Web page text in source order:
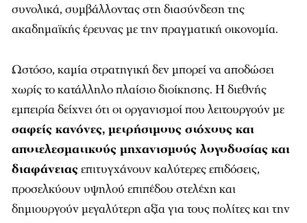
συνολικά, συμβάλλοντας στη διασύνδεση της
ακαδημαϊκής έρευνας με την πραγματική οικονομία.
Ωστόσο, καμία στρατηγική δεν μπορεί να αποδώσει
χωρίς το κατάλληλο πλαίσιο διοίκησης. Η διεθνής
εμπειρία δείχνει ότι οι οργανισμοί που λειτουργούν με
σαφείς κανόνες, μετρήσιμους στόχους και
αποτελεσματικούς μηχανισμούς λογοδοσίας και
διαφάνειαςεπιτυγχάνουν καλύτερες επιδόσεις,
προσελκύουν υψηλού επιπέδου στελέχη και
δημιουργούν μεγαλύτερη αξία για τους πολίτες και την